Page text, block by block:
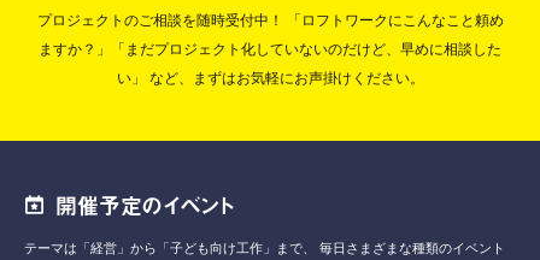
プロジェクトのご相談を随時受付中！
「ロフトワークにこんなこと頼め
ますか？」「まだプロジェクト化していないのだけど、早めに相談した
い」
など、まずはお気軽にお声掛けください。
開催予定のイベント
テーマは「経営」から「子ども向け工作」まで、
毎日さまざまな種類のイベント